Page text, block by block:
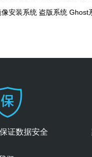
像安装系统 盗版系统 Ghost
证数据安全